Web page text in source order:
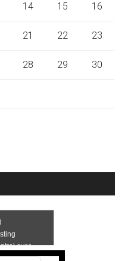
14 15 16
21 22 23
28 29 30